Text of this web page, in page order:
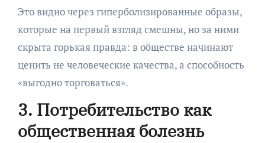
Это видно через гиперболизированные образы,
которые на первый взгляд смешны, но за ними
скрыта горькая правда: в обществе начинают
ценить не человеческие качества, а способность
«выгодно торговаться».
3. Потребительство как
общественная болезнь